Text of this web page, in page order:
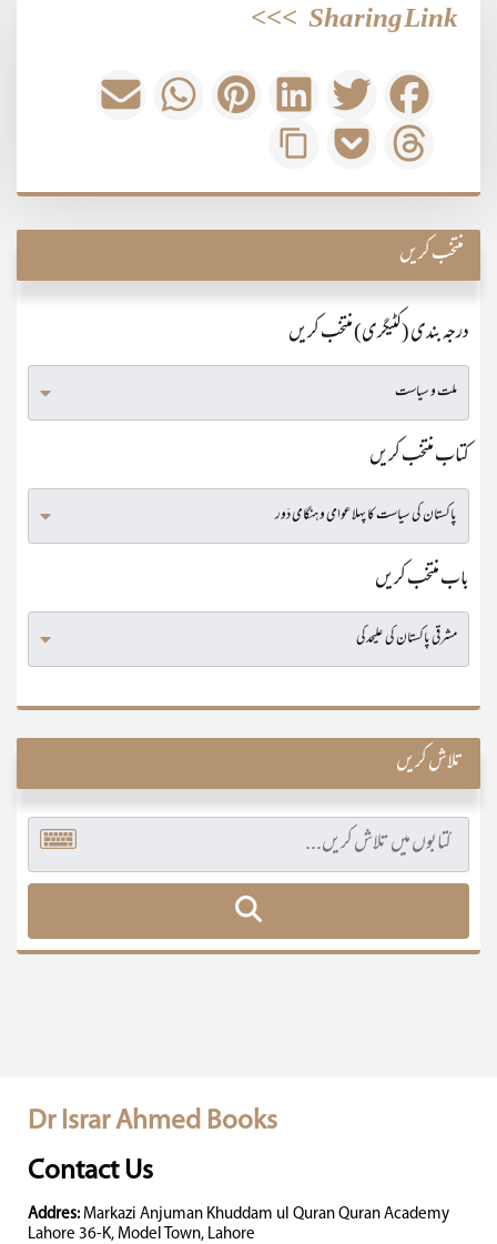
Sharing Link
>>>
منتخب کریں
درجہ بندی (کٹیگری) منتخب کریں
کتاب منتخب کریں
باب منتخب کریں
تلاش کریں
Dr Israr Ahmed Books
Contact Us
Addres: Markazi Anjuman Khuddam ul Quran Quran Academy
Lahore 36-K, Model Town, Lahore